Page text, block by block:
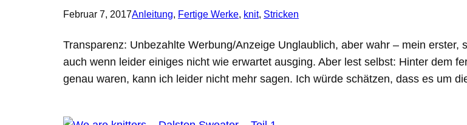
Februar 7, 2017Anleitung, Fertige Werke, knit, Stricken
Transparenz: Unbezahlte Werbung/Anzeige Unglaublich, aber wahr – mein
auch wenn leider einiges nicht wie erwartet ausging. Aber lest selbst: Hinter dem
genau waren, kann ich leider nicht mehr sagen. Ich würde schätzen, dass es um